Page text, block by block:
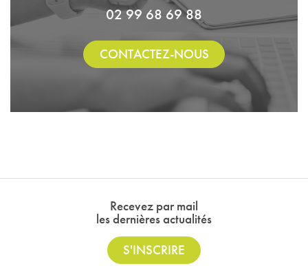
02 99 68 69 88
CONTACTEZ-NOUS
Recevez par mail
les dernières actualités
S'INSCRIRE